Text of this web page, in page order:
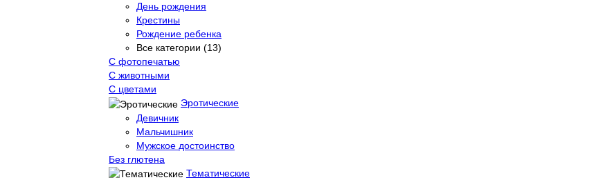
День рождения
Крестины
Рождение ребенка
Все категории (13)
С фотопечатью
C животными
С цветами
Эротические
Девичник
Мальчишник
Мужское достоинство
Без глютена
Тематические